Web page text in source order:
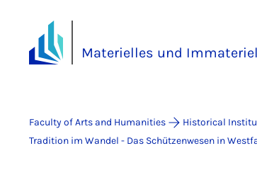
Materielles und
Faculty of Arts and Humanities Historical
Tradition im Wandel - Das Schützenwesen in